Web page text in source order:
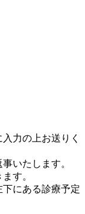
力の上お送りく
いたします。
す。
にある診療予定